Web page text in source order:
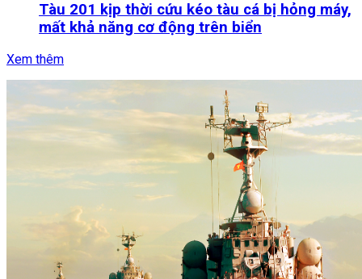
Tàu 201 kịp thời cứu kéo tàu cá bị hỏng máy,
mất khả năng cơ động trên biển
Xem thêm